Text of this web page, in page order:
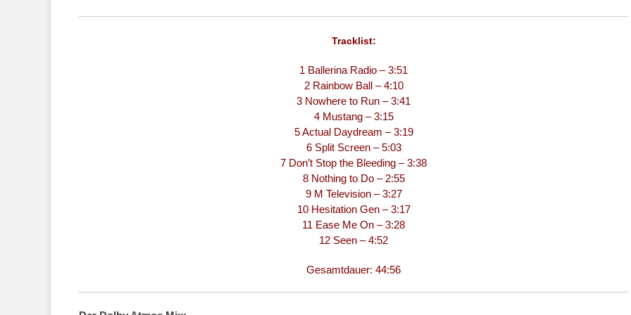
Tracklist:
1 Ballerina Radio – 3:51
2 Rainbow Ball – 4:10
3 Nowhere to Run – 3:41
4 Mustang – 3:15
5 Actual Daydream – 3:19
6 Split Screen – 5:03
7 Don’t Stop the Bleeding – 3:38
8 Nothing to Do – 2:55
9 M Television – 3:27
10 Hesitation Gen – 3:17
11 Ease Me On – 3:28
12 Seen – 4:52
Gesamtdauer: 44:56